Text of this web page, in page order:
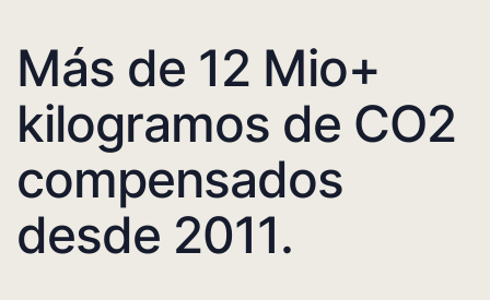
Más de 12 Mio+
kilogramos de CO2
compensados
desde 2011.